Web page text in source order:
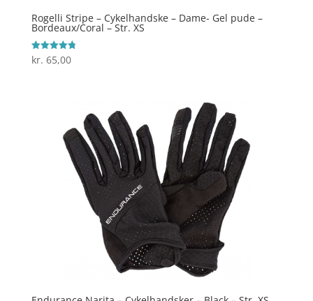
Rogelli Stripe – Cykelhandske – Dame- Gel pude –
Bordeaux/Coral – Str. XS
Vurderet
4.8
kr. 65,00